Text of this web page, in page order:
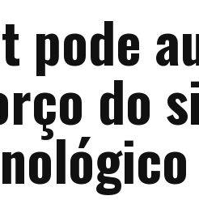
pode
do